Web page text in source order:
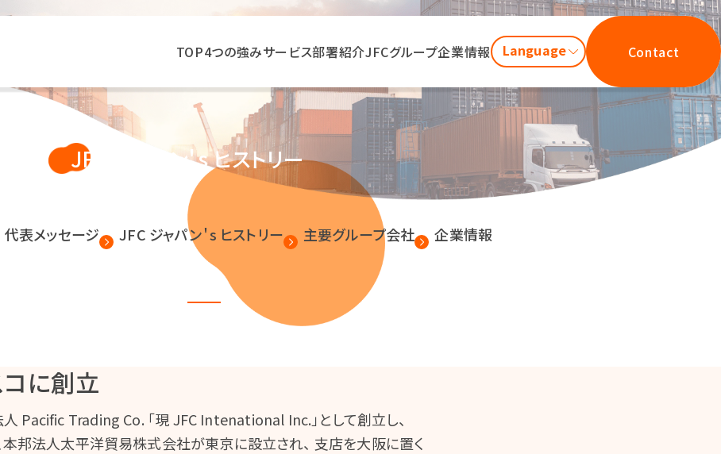
TOP4つの強みサービス部署紹介JFCグループ企業情報 Language Contact
JFC ジャパン＇s ヒストリー
代表メッセージ JFC ジャパン＇s ヒストリー 主要グループ会社 企業情報
コに創立
Pacific Trading Co. 「現 JFC Intenational Inc.」として創立し、
本邦法人太平洋貿易株式会社が東京に設立され、 支店を大阪に置く